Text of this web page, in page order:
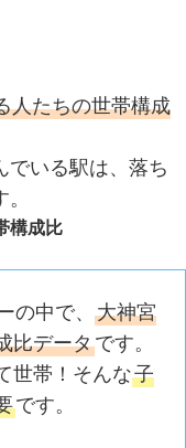
人たちの世帯構成
でいる駅は、落ち
構成比
の中で、大神宮
比データです。
世帯！そんな子
です。